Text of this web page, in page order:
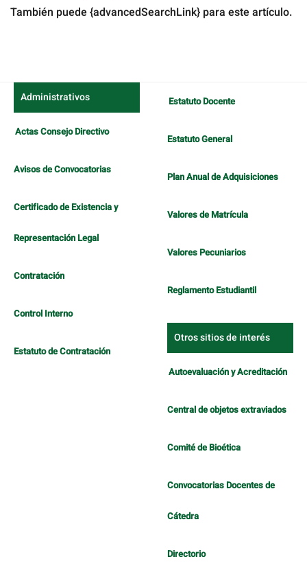
También puede {advancedSearchLink} para este artículo.
Administrativos
Actas Consejo Directivo
Avisos de Convocatorias
Certificado de Existencia y
Representación Legal
Contratación
Control Interno
Estatuto de Contratación
Estatuto Docente
Estatuto General
Plan Anual de Adquisiciones
Valores de Matrícula
Valores Pecuniarios
Reglamento Estudiantil
Otros sitios de interés
Autoevaluación y Acreditación
Central de objetos extraviados
Comité de Bioética
Convocatorias Docentes de
Cátedra
Directorio